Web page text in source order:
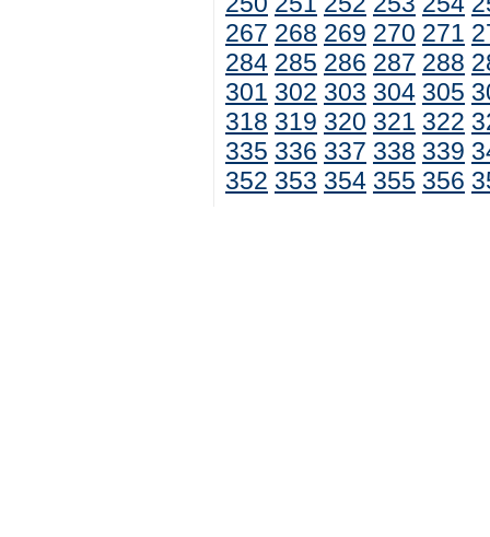
267 268 269 270 271
284 285 286 287 288
301 302 303 304 305
318 319 320 321 322
335 336 337 338 339
352 353 354 355 356